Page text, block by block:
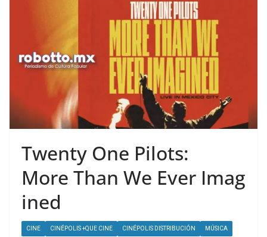
Twenty One Pilots:
More Than We Ever Imag
ined
CINE CINÉPOLIS +QUE CINE CINÉPOLIS DISTRIBUCIÓN MÚSICA